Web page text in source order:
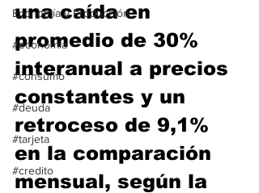
Economía y Producción
#economia
#consumo
#deuda
#tarjeta
#credito
una caída en
promedio de 30%
interanual a precios
constantes y un
retroceso de 9,1%
en la comparación
mensual, según la